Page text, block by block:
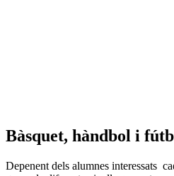
Bàsquet, hàndbol i
Depenent dels alumnes interessats